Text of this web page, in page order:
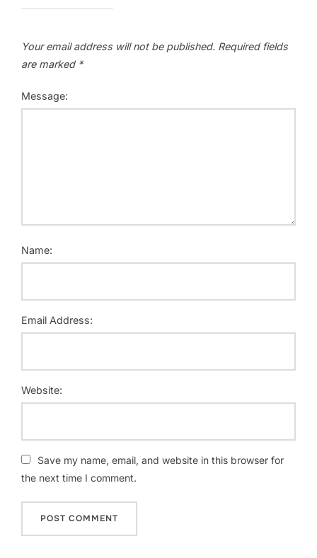
Your email address will not be published. Required fields
are marked *
Message:
Name:
Email Address:
Website:
Save my name, email, and website in this browser for
the next time I comment.